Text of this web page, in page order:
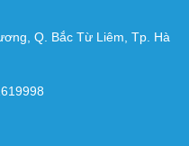
Q. Bắc Từ Liêm, Tp. Hà